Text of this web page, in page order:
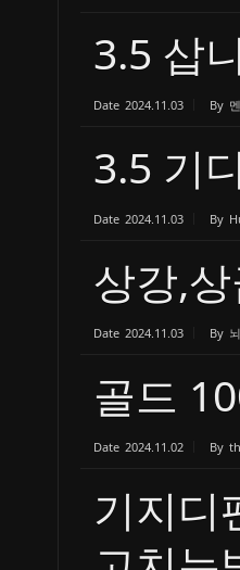
3.5 삽
Date 2024.11.03 By
3.5 기
Date 2024.11.03 By
상강,
Date 2024.11.03 By
골드
Date 2024.11.02 By
기지